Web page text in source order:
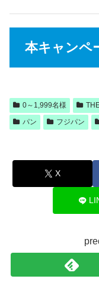
本キャンペ
0～1,999名様
パン
フジパン
X